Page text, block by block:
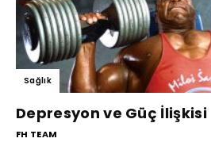
Sağlık
Depresyon ve Güç İlişkisi
FH TEAM